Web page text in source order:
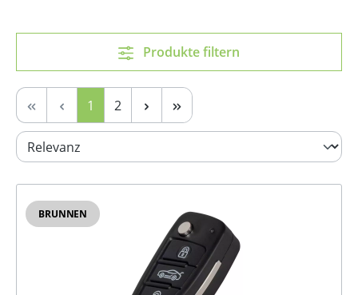
Produkte filtern
Seite
1 Seite
2
BRUNNEN